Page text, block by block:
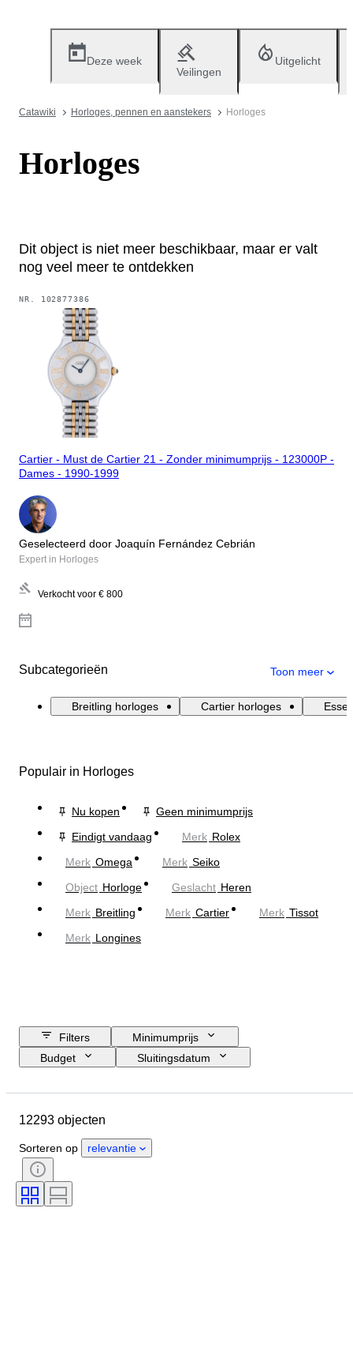
Deze week
Veilingen
Uitgelicht
Catawiki Horloges, pennen en aanstekers Horloges
Horloges
Dit object is niet meer beschikbaar, maar er valt
nog veel meer te ontdekken
NR. 102877386
Cartier - Must de Cartier 21 - Zonder minimumprijs - 123000P -
Dames - 1990-1999
Geselecteerd door Joaquín Fernández Cebrián
Expert in Horloges
Verkocht voor € 800
Subcategorieën Toon meer
Breitling horloges Cartier horloges
Populair in Horloges
Nu kopen
Geen minimumprijs
Eindigt vandaag
Merk Rolex
Merk Omega Merk Seiko
Object Horloge Geslacht Heren
Merk Breitling Merk Cartier Merk Tissot
Merk Longines
Filters
Minimumprijs
Budget
Sluitingsdatum
Land van herkomst
Geslacht
Conditie
Certificaat
Oplage
Horloge uurwerk
12293 objecten
Sorteren op relevantie